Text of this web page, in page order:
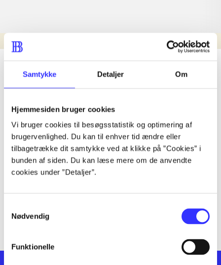
Samtykke Detaljer Om
Hjemmesiden bruger cookies
Vi bruger cookies til besøgsstatistik og optimering af
brugervenlighed. Du kan til enhver tid ændre eller
tilbagetrække dit samtykke ved at klikke på ”Cookies” i
bunden af siden. Du kan læse mere om de anvendte
cookies under ”Detaljer”.
Nødvendig
Funktionelle
Nyhed
lorem ipsum dolor sit amet ...
lorem ipsum dolor sit amet ...
lorem ipsum dolor sit amet ...
lorem ipsum dolor sit amet ...
lorem ipsum dolor sit amet ...
lorem ipsum dolor sit amet ...
lorem ipsum dolor sit amet ...